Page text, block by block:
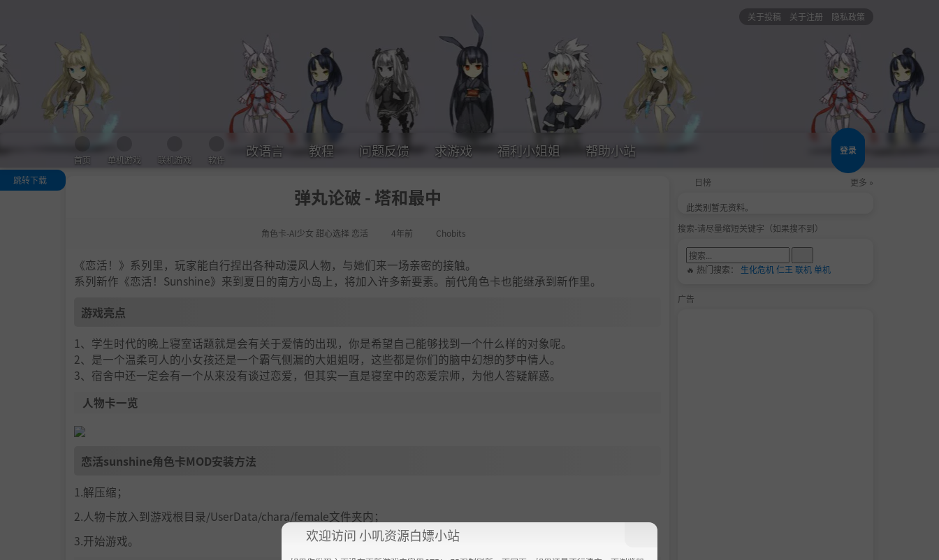
关于投稿 关于注册 隐私政策
首页 单机游戏 联机游戏 软件
改语言 教程 问题反馈 求游戏 福利小姐姐 帮助小站 登录
弹丸论破 - 塔和最中
角色卡-AI少女 甜心选择 恋活 4年前 Chobits
跳转下载
《恋活！》系列里，玩家能自行捏出各种动漫风人物，与她们来一场亲密的接触。
系列新作《恋活！Sunshine》来到夏日的南方小岛上，将加入许多新要素。前代角色卡也能继承到新作里。
游戏亮点
1、学生时代的晚上寝室话题就是会有关于爱情的出现，你是希望自己能够找到一个什么样的对象呢。
2、是一个温柔可人的小女孩还是一个霸气侧漏的大姐姐呀，这些都是你们的脑中幻想的梦中情人。
3、宿舍中还一定会有一个从来没有谈过恋爱，但其实一直是寝室中的恋爱宗师，为他人答疑解惑。
人物卡一览
恋活sunshine角色卡MOD安装方法
1.解压缩；
2.人物卡放入到游戏根目录/UserData/chara/female文件夹内；
3.开始游戏。
日榜 更多 »
此类别暂无资料。
搜索-请尽量缩短关键字（如果搜不到）
🔥 热门搜索： 生化危机仁王 联机单机
广告
欢迎访问 小叽资源白嫖小站